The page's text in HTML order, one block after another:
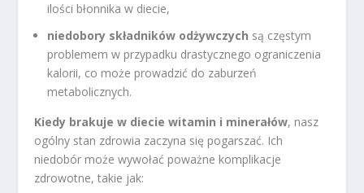
ilości błonnika w diecie,
niedobory składników odżywczych są częstym
problemem w przypadku drastycznego ograniczenia
kalorii, co może prowadzić do zaburzeń
metabolicznych.
Kiedy brakuje w diecie witamin i minerałów, nasz
ogólny stan zdrowia zaczyna się pogarszać. Ich
niedobór może wywołać poważne komplikacje
zdrowotne, takie jak: